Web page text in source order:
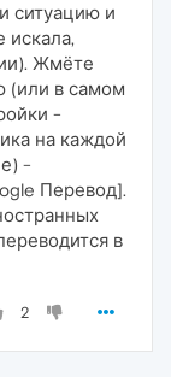
ситуацию и
искала,
Жмёте
(или в самом
-
на каждой
-
Перевод].
в
2